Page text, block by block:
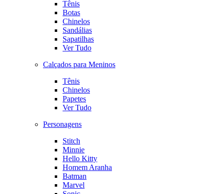
Tênis
Botas
Chinelos
Sandálias
Sapatilhas
Ver Tudo
Calçados para Meninos
Tênis
Chinelos
Papetes
Ver Tudo
Personagens
Stitch
Minnie
Hello Kitty
Homem Aranha
Batman
Marvel